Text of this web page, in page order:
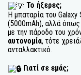
Το ήξερες;
Η μπαταρία του Galaxy
(5000mAh), αλλά όπως
με την πάροδο του
αυτονομία, τότε
ανταλλακτικό.
Γιατί σε εμάς;